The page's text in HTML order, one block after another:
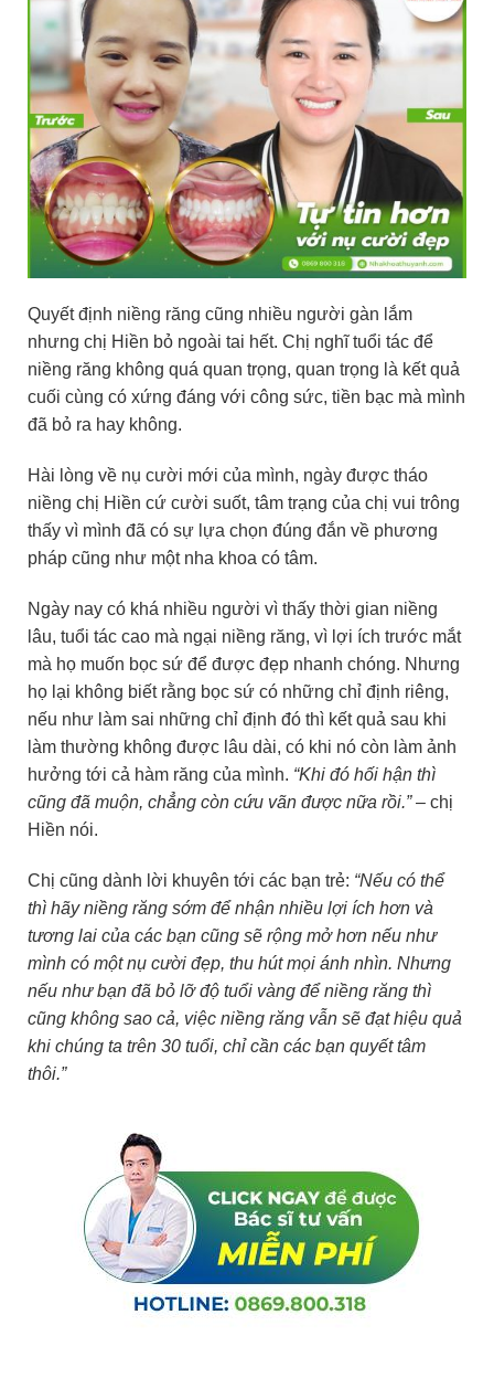
Quyết định niềng răng cũng nhiều người gàn lắm
nhưng chị Hiền bỏ ngoài tai hết. Chị nghĩ tuổi tác để
niềng răng không quá quan trọng, quan trọng là kết quả
cuối cùng có xứng đáng với công sức, tiền bạc mà mình
đã bỏ ra hay không.
Hài lòng về nụ cười mới của mình, ngày được tháo
niềng chị Hiền cứ cười suốt, tâm trạng của chị vui trông
thấy vì mình đã có sự lựa chọn đúng đắn về phương
pháp cũng như một nha khoa có tâm.
Ngày nay có khá nhiều người vì thấy thời gian niềng
lâu, tuổi tác cao mà ngại niềng răng, vì lợi ích trước mắt
mà họ muốn bọc sứ để được đẹp nhanh chóng. Nhưng
họ lại không biết rằng bọc sứ có những chỉ định riêng,
nếu như làm sai những chỉ định đó thì kết quả sau khi
làm thường không được lâu dài, có khi nó còn làm ảnh
hưởng tới cả hàm răng của mình. “Khi đó hối hận thì
cũng đã muộn, chẳng còn cứu vãn được nữa rồi.”– chị
Hiền nói.
Chị cũng dành lời khuyên tới các bạn trẻ: “Nếu có thể
thì hãy niềng răng sớm để nhận nhiều lợi ích hơn và
tương lai của các bạn cũng sẽ rộng mở hơn nếu như
mình có một nụ cười đẹp, thu hút mọi ánh nhìn. Nhưng
nếu như bạn đã bỏ lỡ độ tuổi vàng để niềng răng thì
cũng không sao cả, việc niềng răng vẫn sẽ đạt hiệu quả
khi chúng ta trên 30 tuổi, chỉ cần các bạn quyết tâm
thôi.”